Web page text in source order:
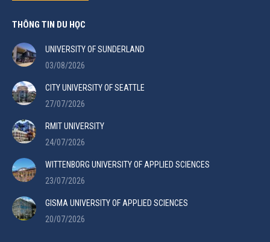
THÔNG TIN DU HỌC
UNIVERSITY OF SUNDERLAND
03/08/2026
CITY UNIVERSITY OF SEATTLE
27/07/2026
RMIT UNIVERSITY
24/07/2026
WITTENBORG UNIVERSITY OF APPLIED SCIENCES
23/07/2026
GISMA UNIVERSITY OF APPLIED SCIENCES
20/07/2026